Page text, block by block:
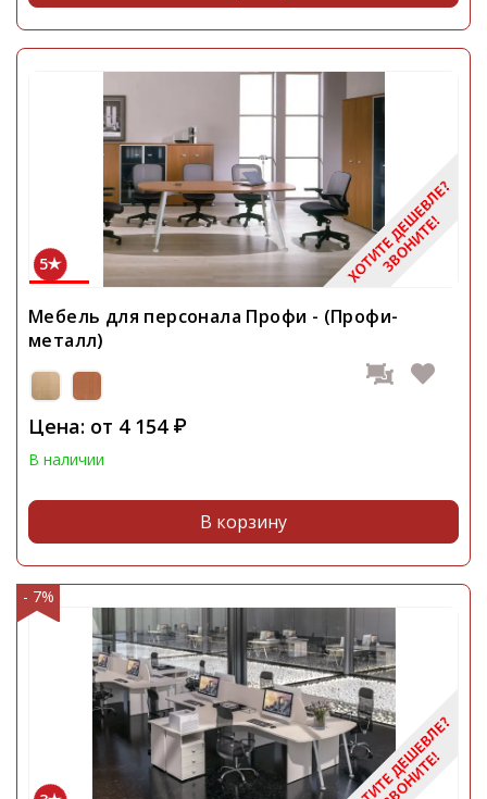
5
Мебель для персонала Профи - (Профи-
металл)
Цена: от 4 154 ₽
В наличии
В корзину
- 7%